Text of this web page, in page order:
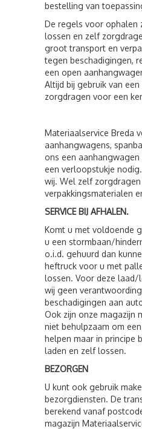
bestelling van
De regels voor ophalen
lossen en zelf
groot transport en
tegen beschadigingen,
een open
Altijd bij gebruik van
zorgdragen voor een
Materiaalservice Breda
aanhangwagens,
ons een
een verloopstukje
wij. Wel zelf
verpakkingsmaterialen
SERVICE BIJ AFHALEN.
Komt u met voldoende
u een stormbaan/
o.i.d. gehuurd dan
heftruck voor u met
lossen. Voor deze laad/
wij geen
beschadigingen aan
Ook zijn onze magazijn
niet behulpzaam om
helpen maar in principe
laden en zelf lossen.
BEZORGEN
U kunt ook gebruik
bezorgdiensten. De
berekend vanaf
magazijn